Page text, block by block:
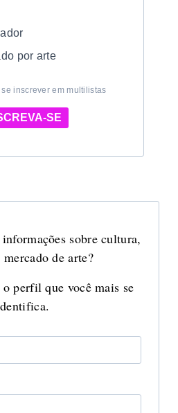
por arte
inscrever em multilistas
SE
sobre cultura,
mercado de arte?
perfil que você mais se